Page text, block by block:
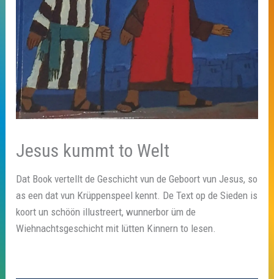
Jesus kummt to Welt
Dat Book vertellt de Geschicht vun de Geboort vun Jesus, so
as een dat vun Krüppenspeel kennt. De Text op de Sieden is
koort un schöön illustreert, wunnerbor üm de
Wiehnachtsgeschicht mit lütten Kinnern to lesen.